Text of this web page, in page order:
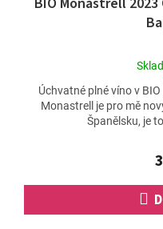
Úchvatné plné víno v
Monastrell je pro mě
Španělsku, je